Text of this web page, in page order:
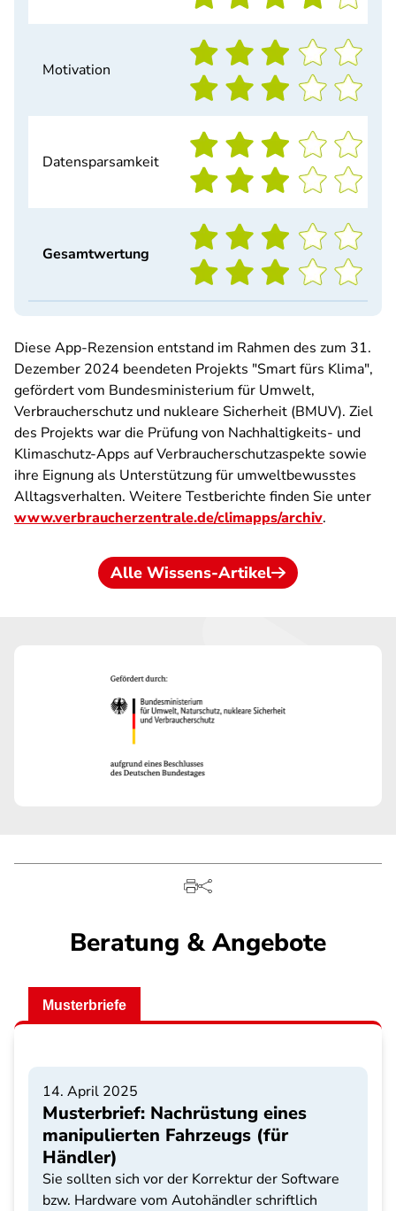
Motivation
Datensparsamkeit
Gesamtwertung
Diese App-Rezension entstand im Rahmen des zum 31.
Dezember 2024 beendeten Projekts "Smart fürs Klima",
gefördert vom Bundesministerium für Umwelt,
Verbraucherschutz und nukleare Sicherheit (BMUV). Ziel
des Projekts war die Prüfung von Nachhaltigkeits- und
Klimaschutz-Apps auf Verbraucherschutzaspekte sowie
ihre Eignung als Unterstützung für umweltbewusstes
Alltagsverhalten. Weitere Testberichte finden Sie unter
www.verbraucherzentrale.de/climapps/archiv.
Alle Wissens-Artikel
Beratung & Angebote
Musterbriefe
14. April 2025
Musterbrief: Nachrüstung eines
manipulierten Fahrzeugs (für
Händler)
Sie sollten sich vor der Korrektur der Software
bzw. Hardware vom Autohändler schriftlich